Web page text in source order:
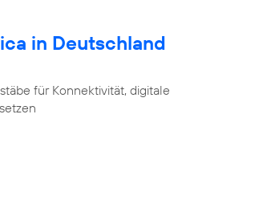
in Deutschland
für Konnektivität, digitale